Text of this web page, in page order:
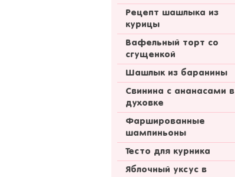
Рецепт шашлыка из
курицы
Вафельный торт со
сгущенкой
Шашлык из баранины
Свинина с ананасами в
духовке
Фаршированные
шампиньоны
Тесто для курника
Яблочный уксус в